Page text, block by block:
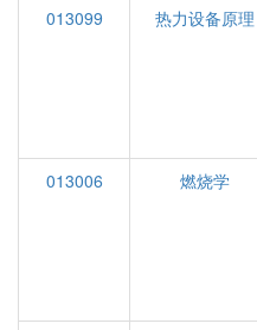
013099
热力设备原理
013006
燃烧学